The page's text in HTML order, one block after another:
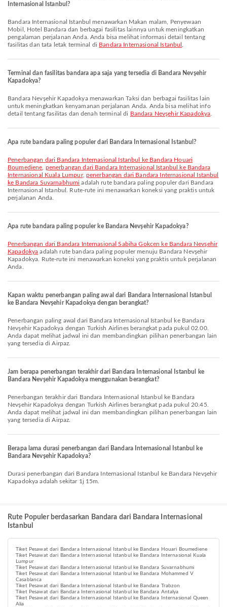
Internasional Istanbul?
Bandara Internasional Istanbul menawarkan Makan malam, Penyewaan
Mobil, Hotel Bandara dan berbagai fasilitas lainnya untuk meningkatkan
pengalaman perjalanan Anda. Anda bisa melihat informasi detail tentang
fasilitas dan tata letak terminal di Bandara Internasional Istanbul
Terminal dan fasilitas bandara apa saja yang tersedia di Bandara Nevşehir
Kapadokya?
Bandara Nevşehir Kapadokya menawarkan Taksi dan berbagai fasilitas lain
untuk meningkatkan kenyamanan perjalanan Anda. Anda bisa melihat info
detail tentang fasilitas dan denah terminal di Bandara Nevşehir Kapadokya
Apa rute bandara paling populer dari Bandara Internasional Istanbul?
penerbangan dari Bandara Internasional Istanbul ke Bandara Houari
Boumediene penerbangan dari Bandara Internasional Istanbul ke Bandara
Internasional Kuala Lumpur, penerbangan dari Bandara Internasional Istanbul
ke Bandara Suvarnabhumi adalah rute bandara paling populer dari Bandara
Internasional Istanbul. Rute-rute ini menawarkan koneksi yang praktis untuk
perjalanan Anda.
Apa rute bandara paling populer ke Bandara Nevşehir Kapadokya?
penerbangan dari Bandara Internasional Sabiha Gokcen ke Bandara Nevşehir
Kapadokya adalah rute bandara paling populer menuju Bandara Nevşehir
Kapadokya. Rute-rute ini menawarkan koneksi yang praktis untuk perjalanan
Anda.
Kapan waktu penerbangan paling awal dari Bandara Internasional Istanbul
ke Bandara Nevşehir Kapadokya dengan berangkat?
Penerbangan paling awal dari Bandara Internasional Istanbul ke Bandara
Nevşehir Kapadokya dengan Turkish Airlines berangkat pada pukul 02.00.
Anda dapat melihat jadwal ini dan membandingkan pilihan penerbangan lain
yang tersedia di Airpaz.
Jam berapa penerbangan terakhir dari Bandara Internasional Istanbul ke
Bandara Nevşehir Kapadokya menggunakan berangkat?
Penerbangan terakhir dari Bandara Internasional Istanbul ke Bandara
Nevşehir Kapadokya dengan Turkish Airlines berangkat pada pukul 20.45.
Anda dapat melihat jadwal ini dan membandingkan pilihan penerbangan lain
yang tersedia di Airpaz.
Berapa lama durasi penerbangan dari Bandara Internasional Istanbul ke
Bandara Nevşehir Kapadokya?
Durasi penerbangan dari Bandara Internasional Istanbul ke Bandara Nevşehir
Kapadokya adalah sekitar 1j 15m.
Rute Populer berdasarkan Bandara dari Bandara Internasional
Istanbul
Tiket Pesawat dari Bandara Internasional Istanbul ke Bandara Houari Boumediene
Tiket Pesawat dari Bandara Internasional Istanbul ke Bandara Internasional Kuala
Lumpur
Tiket Pesawat dari Bandara Internasional Istanbul ke Bandara Suvarnabhumi
Tiket Pesawat dari Bandara Internasional Istanbul ke Bandara Mohammed V
Casablanca
Tiket Pesawat dari Bandara Internasional Istanbul ke Bandara Trabzon
Tiket Pesawat dari Bandara Internasional Istanbul ke Bandara Antalya
Tiket Pesawat dari Bandara Internasional Istanbul ke Bandara Internasional Queen
Alia